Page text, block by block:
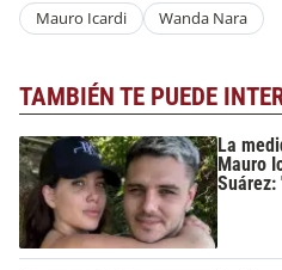
Mauro Icardi Wanda Nara
TAMBIÉN TE PUEDE
La
Mauro
Suárez: